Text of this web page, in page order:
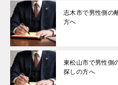
志木市で男性側の
方へ
東松山市で男性側
探しの方へ